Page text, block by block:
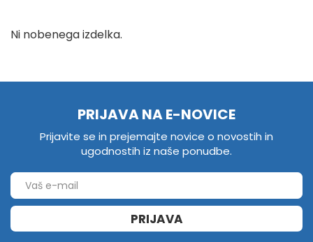
Ni nobenega izdelka.
PRIJAVA NA E-NOVICE
Prijavite se in prejemajte novice o novostih in
ugodnostih iz naše ponudbe.
PRIJAVA